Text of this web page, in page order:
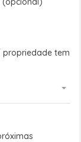
propriedade tem